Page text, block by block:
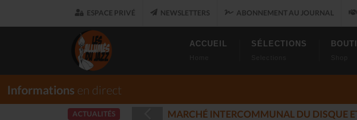
ESPACE PRIVÉ NEWSLETTERS ABONNEMENT AU JOURNAL
ACCUEIL SÉLECTIONS
Informations en direct
ACTUALITÉS LES ALLUMÉS DU JAZZ FONT